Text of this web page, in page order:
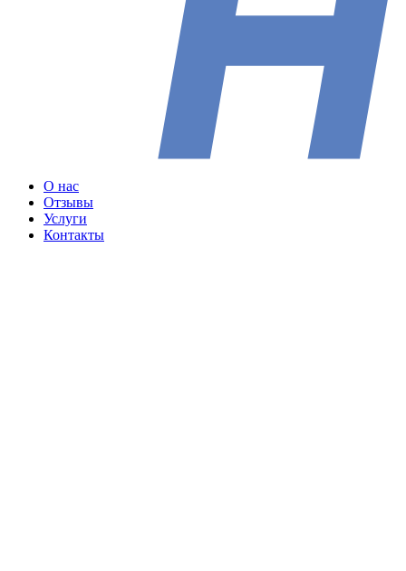
О нас
Отзывы
Услуги
Контакты